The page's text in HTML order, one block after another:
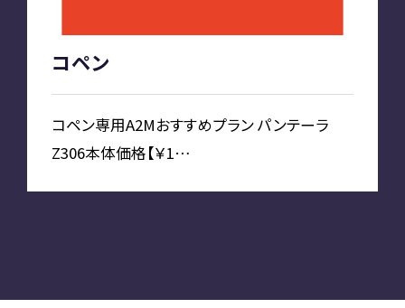
コペン
コペン専用A2Mおすすめプラン パンテーラ
Z306本体価格【￥1…
SHOP
A2M 本店